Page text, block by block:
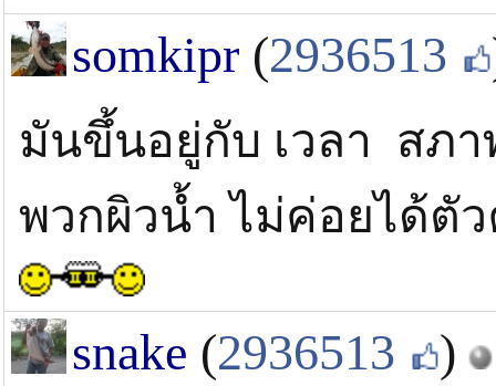
somkipr (2936513
มันขึ้นอยู่กับ เวลา สภ
พวกผิวน้ำ ไม่ค่อยได้ตั
snake (2936513 )